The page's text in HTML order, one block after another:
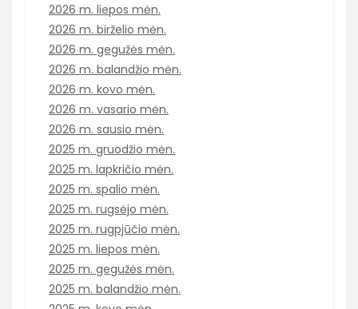
2026 m. liepos mėn.
2026 m. birželio mėn.
2026 m. gegužės mėn.
2026 m. balandžio mėn.
2026 m. kovo mėn.
2026 m. vasario mėn.
2026 m. sausio mėn.
2025 m. gruodžio mėn.
2025 m. lapkričio mėn.
2025 m. spalio mėn.
2025 m. rugsėjo mėn.
2025 m. rugpjūčio mėn.
2025 m. liepos mėn.
2025 m. gegužės mėn.
2025 m. balandžio mėn.